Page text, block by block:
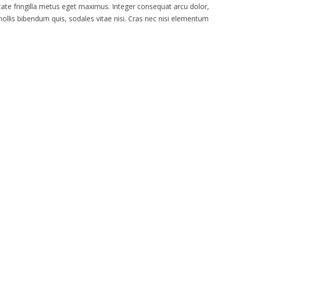
fringilla metus eget maximus. Integer consequat arcu dolor,
bibendum quis, sodales vitae nisi. Cras nec nisi elementum